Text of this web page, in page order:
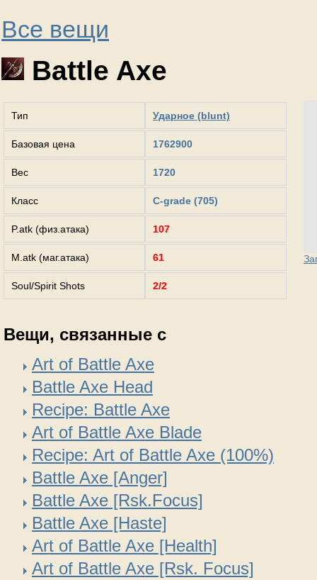
Все вещи
Battle Axe
Тип Ударное (blunt)
Базовая цена 1762900
Вес 1720
Класс C-grade (705)
P.atk (физ.атака) 107
M.atk (маг.атака) 61
Soul/Spirit Shots 2/2
Вещи, связанные с
Art of Battle Axe
Battle Axe Head
Recipe: Battle Axe
Art of Battle Axe Blade
Recipe: Art of Battle Axe (100%)
Battle Axe [Anger]
Battle Axe [Rsk.Focus]
Battle Axe [Haste]
Art of Battle Axe [Health]
Art of Battle Axe [Rsk. Focus]